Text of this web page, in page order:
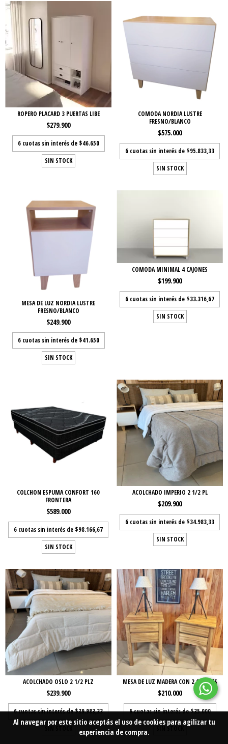
Al navegar por este sitio aceptás el uso de cookiespara agilizar tu
experiencia de compra.
ROPERO PLACARD 3 PUERTAS LIBE
$279.900
6 cuotas sin interés de $46.650
SIN STOCK
COMODA NORDIA LUSTRE
FRESNO/BLANCO
$575.000
6 cuotas sin interés de $95.833,33
SIN STOCK
MESA DE LUZ NORDIA LUSTRE
FRESNO/BLANCO
$249.900
6 cuotas sin interés de $41.650
SIN STOCK
COMODA MINIMAL 4 CAJONES
$199.900
6 cuotas sin interés de $33.316,67
SIN STOCK
COLCHON ESPUMA CONFORT 160
FRONTERA
$589.000
6 cuotas sin interés de $98.166,67
SIN STOCK
ACOLCHADO IMPERIO 2 1/2 PL
$209.900
6 cuotas sin interés de $34.983,33
SIN STOCK
ACOLCHADO OSLO 2 1/2 PLZ
$239.900
6cuotas sin interés de$39.983,33
SIN STOCK
MESA DE LUZ MADERA CON 2 CAJONES
$210.000
6cuotas sin interés de$35.000
SIN STOCK